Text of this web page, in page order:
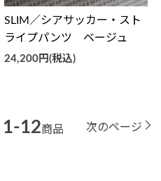
SLIM／シアサッカー・スト
ライプパンツ ベージュ
24,200円(税込)
1-12商品 次のページ